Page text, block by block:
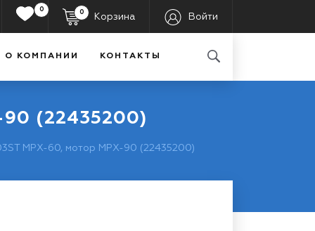
0 0 Корзина Войти
О КОМПАНИИ КОНТАКТЫ
90 (22435200)
MPX-60, мотор MPX-90 (22435200)